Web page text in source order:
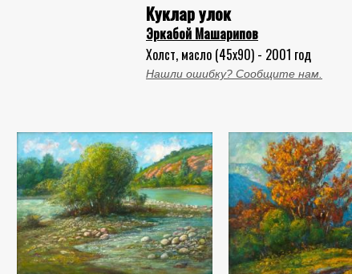
Куклар улок
Эркабой Машарипов
Холст, масло (45x90) - 2001 год
Нашли ошибку? Сообщите нам.